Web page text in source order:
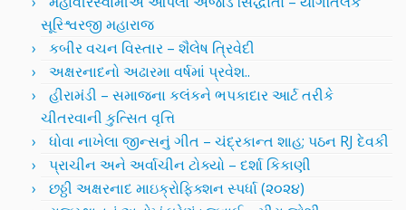
સૂરિશ્વરજી મહારાજ
કબીર વચન વિસ્તાર – શૈલેષ ત્રિવેદી
અક્ષરનાદનો અઢારમા વર્ષમાં પ્રવેશ..
હીરામંડી – સમાજના કલંકને ભપકાદાર આર્ટ તરીકે
ચીતરવાની કુત્સિત વૃત્તિ
ધોવા નાખેલા જીન્સનું ગીત – ચંદ્રકાન્ત શાહ; પઠન RJ દેવકી
પ્રાચીન અને અર્વાચીન ટોક્યો – દર્શા કિકાણી
છઠ્ઠી અક્ષરનાદ માઇક્રોફિક્શન સ્પર્ધા (૨૦૨૪)